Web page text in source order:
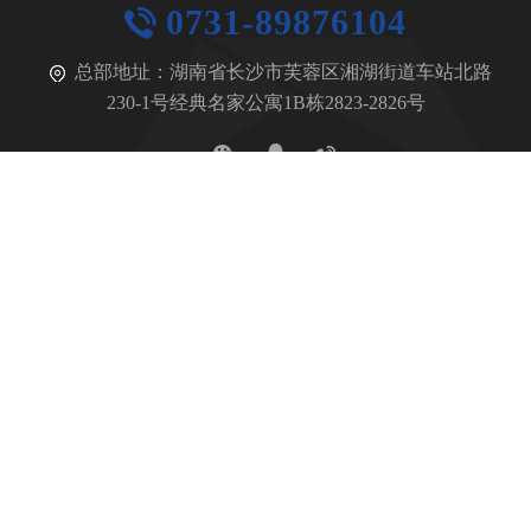
0731-89876104
总部地址：湖南省长沙市芙蓉区湘湖街道车站北路
230-1号经典名家公寓1B栋2823-2826号